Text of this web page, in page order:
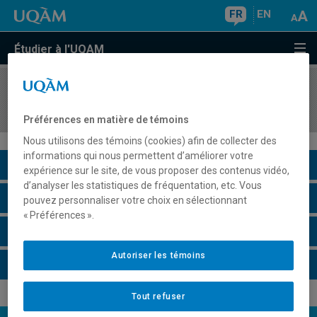
FR EN
Étudier à l'UQAM
COURS//
Description du cours
Horaire - Été 2026
Préférences en matière de témoins
Nous utilisons des témoins (cookies) afin de collecter des
informations qui nous permettent d’améliorer votre
expérience sur le site, de vous proposer des contenus vidéo,
d’analyser les statistiques de fréquentation, etc. Vous
pouvez personnaliser votre choix en sélectionnant
« Préférences ».
Tout refuser
Autoriser les témoins